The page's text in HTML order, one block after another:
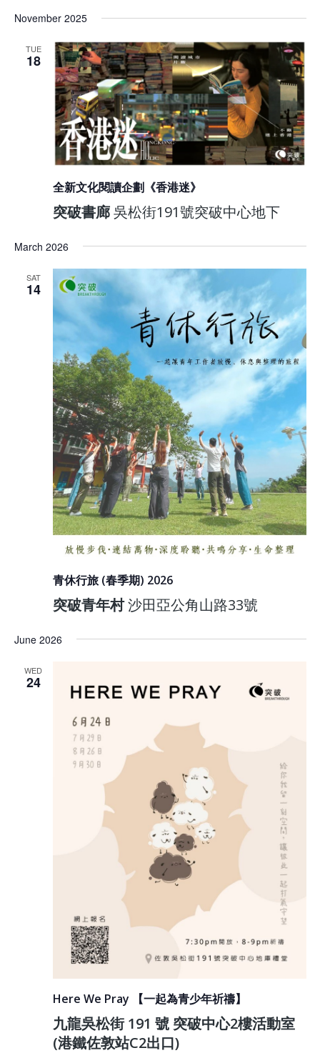
November 2025
TUE
18
全新文化閱讀企劃《香港迷》
突破書廊吳松街191號突破中心地下
March 2026
SAT
14
青休行旅 (春季期) 2026
突破青年村沙田亞公角山路33號
June 2026
WED
24
Here We Pray 【一起為青少年祈禱】
九龍吳松街 191 號 突破中心2樓活動室
(港鐵佐敦站C2出口)